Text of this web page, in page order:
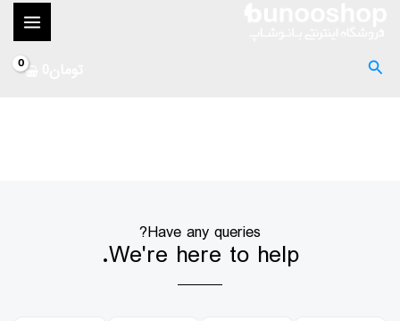
محتواجستجو
Have any queries?
We're here to help.​